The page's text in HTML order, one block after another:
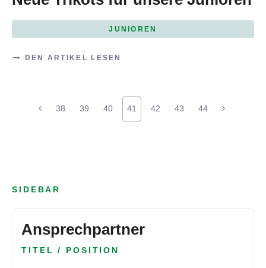
JUNIOREN
DEN ARTIKEL LESEN
38 39 40 41 42 43 44
SIDEBAR
Ansprechpartner
TITEL / POSITION